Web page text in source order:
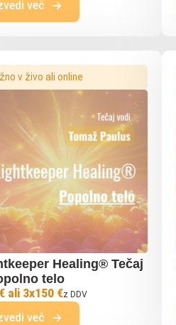
več
v živo ali online
Healing® Tečaj
telo
ali 3x150 €z DDV
več